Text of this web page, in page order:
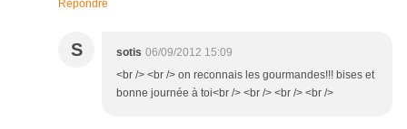
Répondre
S sotis 06/09/2012 15:09
<br /> <br /> on reconnais les gourmandes!!! bises et
bonne journée à toi<br /> <br /> <br /> <br />